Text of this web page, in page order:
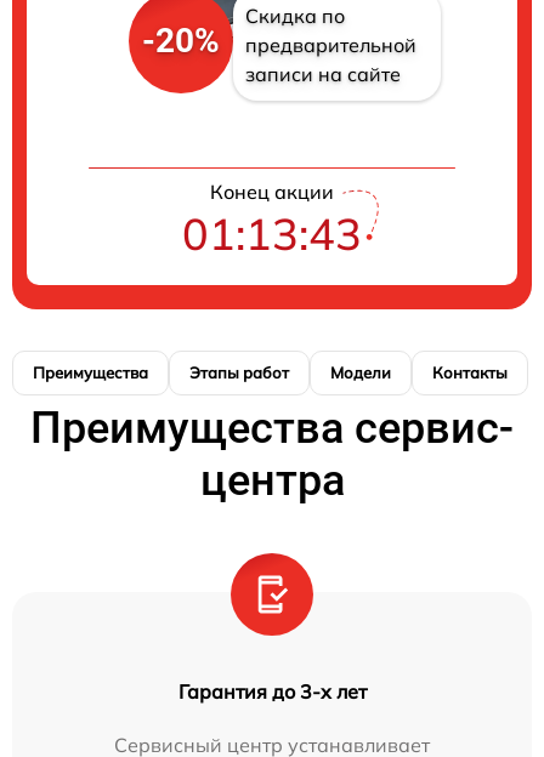
-20%
Скидка по
предварительной
записи на сайте
Конец акции
01:13:42
Преимущества Этапы работ Модели Контакты
Преимущества сервис-
центра
Гарантия до 3-х лет
Сервисный центр устанавливает